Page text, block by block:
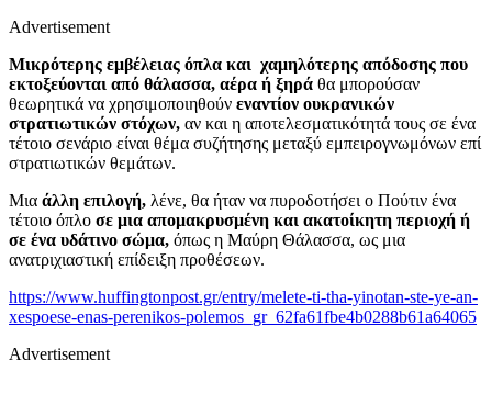
Advertisement
Μικρότερης εμβέλειας όπλα και χαμηλότερης απόδοσης που
εκτοξεύονται από θάλασσα, αέρα ή ξηρά θα μπορούσαν
θεωρητικά να χρησιμοποιηθούν εναντίον ουκρανικών
στρατιωτικών στόχων, αν και η αποτελεσματικότητά τους σε ένα
τέτοιο σενάριο είναι θέμα συζήτησης μεταξύ εμπειρογνωμόνων επί
στρατιωτικών θεμάτων.
Μια άλλη επιλογή, λένε, θα ήταν να πυροδοτήσει ο Πούτιν ένα
τέτοιο όπλο σε μια απομακρυσμένη και ακατοίκητη περιοχή ή
σε ένα υδάτινο σώμα, όπως η Μαύρη Θάλασσα, ως μια
ανατριχιαστική επίδειξη προθέσεων.
https://www.huffingtonpost.gr/entry/melete-ti-tha-yinotan-ste-ye-an-
xespoese-enas-perenikos-polemos_gr_62fa61fbe4b0288b61a64065
Advertisement